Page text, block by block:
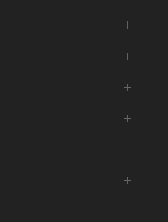
+
+
+
+
+